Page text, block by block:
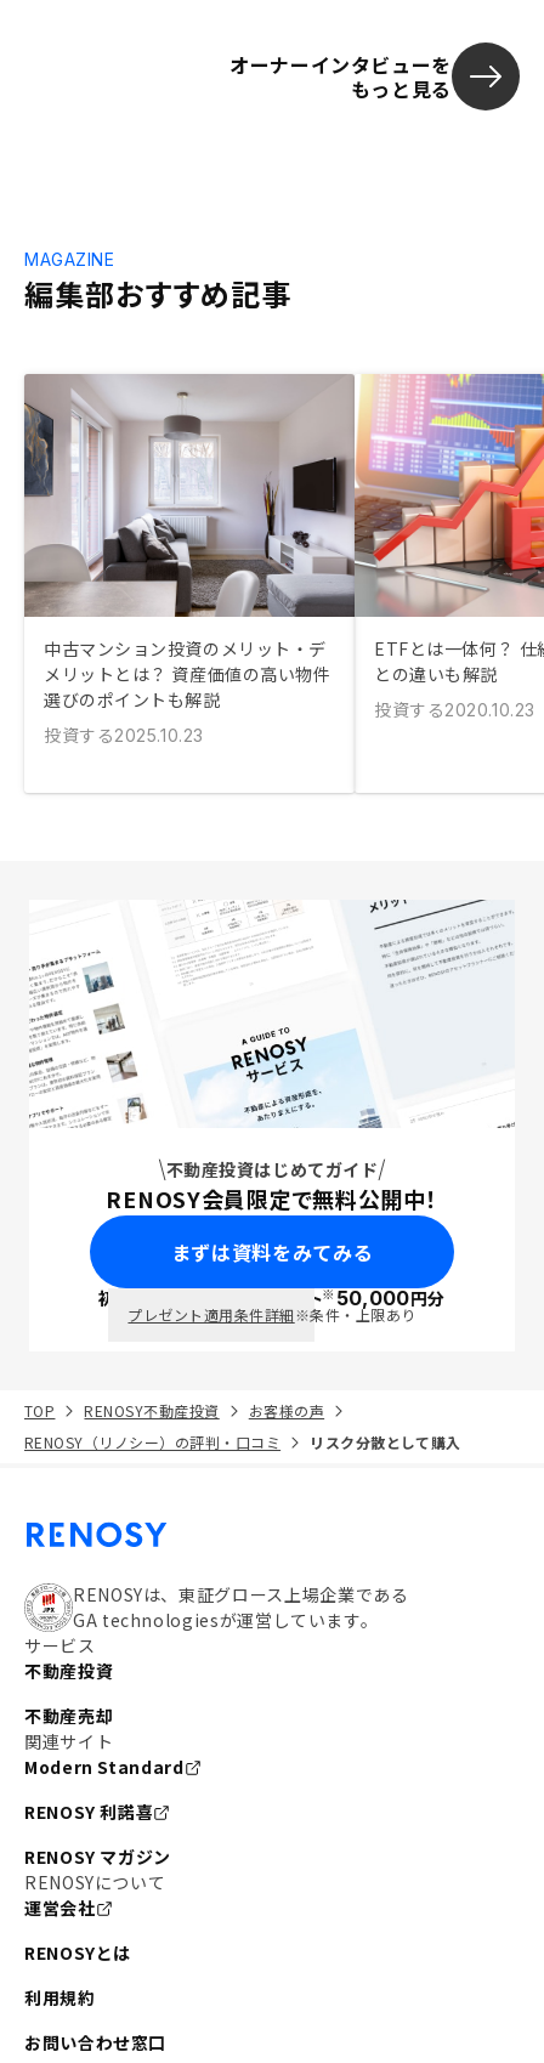
オーナーインタビューを
もっと見る
編集部おすすめ記事
MAGAZINE
中古マンション投資のメリット・デ
メリットとは？ 資産価値の高い物件
選びのポイントも解説
投資する2025.10.23
ETFとは一体何？ 仕
との違いも解説
投資する2020.10.23
不動産投資はじめてガイド
RENOSY会員限定で無料公開中！
まずは資料をみてみる
初回面談で ポイント※50,000円分
プレゼント適用条件詳細※条件・上限あり
TOP RENOSY不動産投資
お客様の声
RENOSY（リノシー）の評判・口コミ
リスク分散として購入
RENOSYは、東証グロース上場企業である
GA technologiesが運営しています。
サービス
不動産投資
不動産売却
関連サイト
Modern Standard
RENOSY 利諾喜
RENOSY マガジン
RENOSYについて
運営会社
RENOSYとは
利用規約
お問い合わせ窓口